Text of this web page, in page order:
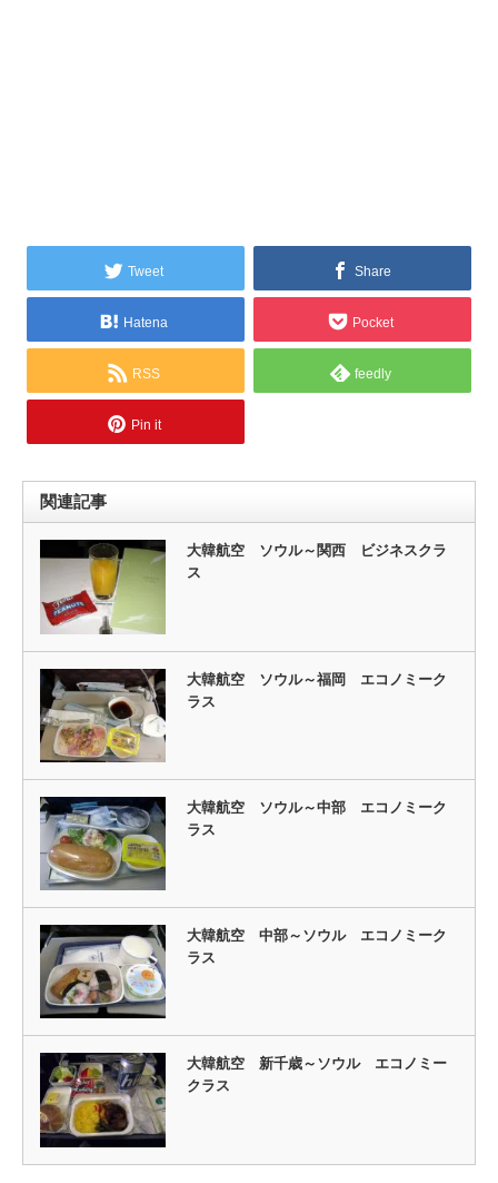
Tweet Share
Hatena Pocket
RSS feedly
Pin it
関連記事
大韓航空 ソウル～関西 ビジネスクラ
ス
大韓航空 ソウル～福岡 エコノミーク
ラス
大韓航空 ソウル～中部 エコノミーク
ラス
大韓航空 中部～ソウル エコノミーク
ラス
大韓航空 新千歳～ソウル エコノミー
クラス